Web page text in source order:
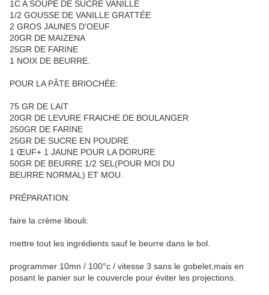
1C A SOUPE DE SUCRE VANILLE
1/2 GOUSSE DE VANILLE GRATTÉE
2 GROS JAUNES D'OEUF
20GR DE MAIZENA
25GR DE FARINE
1 NOIX DE BEURRE.
POUR LA PÂTE BRIOCHÉE:
75 GR DE LAIT
20GR DE LEVURE FRAICHE DE BOULANGER
250GR DE FARINE
25GR DE SUCRE EN POUDRE
1 ŒUF+ 1 JAUNE POUR LA DORURE
50GR DE BEURRE 1/2 SEL(POUR MOI DU
BEURRE NORMAL) ET MOU.
PRÉPARATION:
faire la crème libouli:
mettre tout les ingrédients sauf le beurre dans le bol.
programmer 10mn / 100°c / vitesse 3 sans le gobelet,mais en
posant le panier sur le couvercle pour éviter les projections.